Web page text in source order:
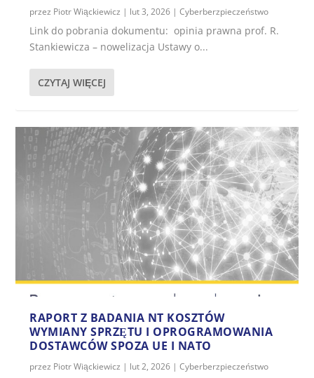
przez Piotr Wiąckiewicz | lut 3, 2026 |Cyberberzpieczeństwo
Link do pobrania dokumentu: opinia prawna prof. R.
Stankiewicza – nowelizacja Ustawy o...
CZYTAJ WIĘCEJ
RAPORT Z BADANIA NT KOSZTÓW
WYMIANY SPRZĘTU I OPROGRAMOWANIA
DOSTAWCÓW SPOZA UE I NATO
przez Piotr Wiąckiewicz | lut 2, 2026 |Cyberberzpieczeństwo